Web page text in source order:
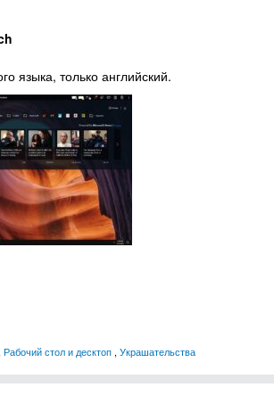
языка, только английский.
Рабочий стол и десктоп , Украшательства